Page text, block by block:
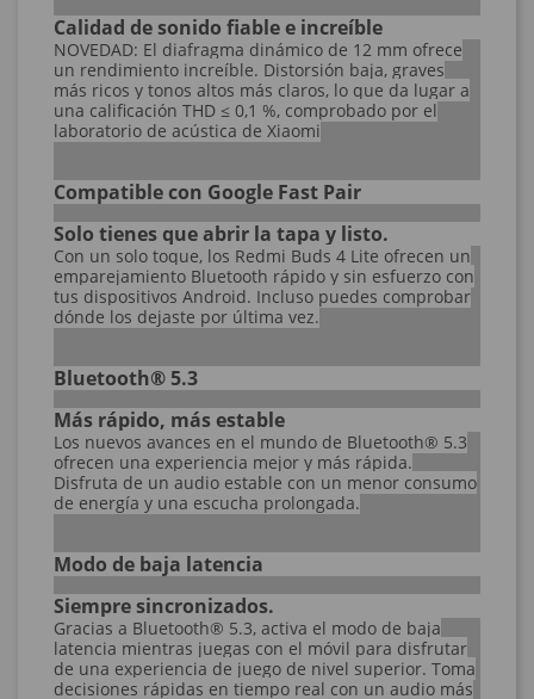
Calidad de sonido fiable e increíble
NOVEDAD: El diafragma dinámico de 12 mm ofrece
un rendimiento increíble. Distorsión baja, graves
más ricos y tonos altos más claros, lo que da lugar a
una calificación THD ≤ 0,1 %, comprobado por el
laboratorio de acústica de Xiaomi
Compatible con Google Fast Pair
Solo tienes que abrir la tapa y listo.
Con un solo toque, los Redmi Buds 4 Lite ofrecen un
emparejamiento Bluetooth rápido y sin esfuerzo con
tus dispositivos Android. Incluso puedes comprobar
dónde los dejaste por última vez.
Bluetooth® 5.3
Más rápido, más estable
Los nuevos avances en el mundo de Bluetooth® 5.3
ofrecen una experiencia mejor y más rápida.
Disfruta de un audio estable con un menor consumo
de energía y una escucha prolongada.
Modo de baja latencia
Siempre sincronizados.
Gracias a Bluetooth® 5.3, activa el modo de baja
latencia mientras juegas con el móvil para disfrutar
de una experiencia de juego de nivel superior. Toma
decisiones rápidas en tiempo real con un audio más